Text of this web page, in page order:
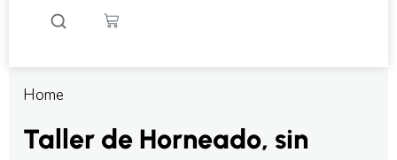
Home
Taller de Horneado, sin